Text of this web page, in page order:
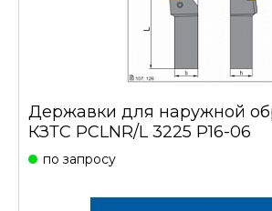
Державки для наружной
КЗТС PCLNR/L 3225 P16-06
по запросу